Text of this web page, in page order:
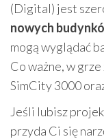
(Digital) jest
nowych
mogą wyglądać
Co ważne, w
SimCity 3000
Jeśli lubisz
przyda Ci się